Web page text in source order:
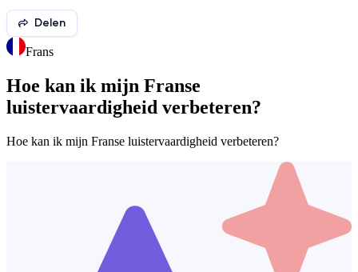
Delen
Frans
Hoe kan ik mijn Franse
luistervaardigheid verbeteren?
Hoe kan ik mijn Franse luistervaardigheid verbeteren?